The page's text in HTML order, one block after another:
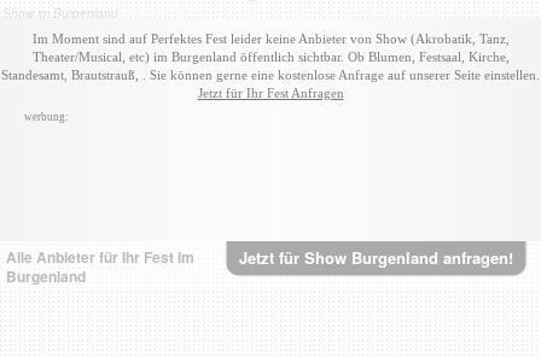
Show im Burgenland
Im Moment sind auf Perfektes Fest leider keine Anbieter von Show (Akrobatik, Tanz,
Theater/Musical, etc) im Burgenland öffentlich sichtbar. Ob Blumen, Festsaal, Kirche,
Standesamt, Brautstrauß, . Sie können gerne eine kostenlose Anfrage auf unserer Seite einstellen.
Jetzt für Ihr Fest Anfragen
werbung:
Jetzt für Show Burgenland anfragen!
Alle Anbieter für Ihr Fest im
Burgenland